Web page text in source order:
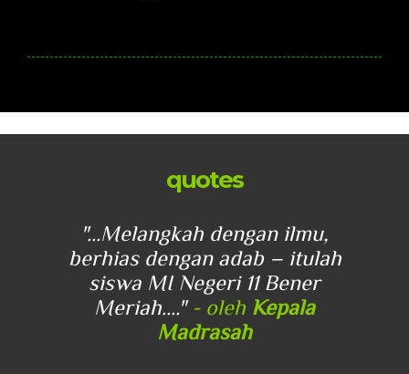
quotes
"...Melangkah dengan ilmu,
berhias dengan adab – itulah
siswa MI Negeri 11 Bener
Meriah...." - oleh Kepala
Madrasah